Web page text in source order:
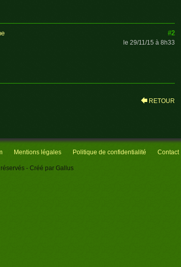
#2
le 29/11/15 à 8h33
RETOUR
Mentions légales Politique de confidentialité Contact
- Créé par Gallus